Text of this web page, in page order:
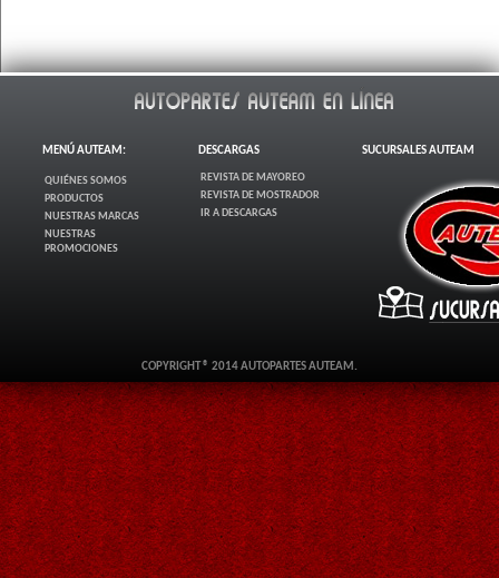
MENÚ AUTEAM:
QUIÉNES SOMOS
PRODUCTOS
NUESTRAS MARCAS
NUESTRAS
PROMOCIONES
DESCARGAS
REVISTA DE MAYOREO
REVISTA DE MOSTRADOR
IR A DESCARGAS
SUCURSALES AUTEAM
COPYRIGHT ® 2014 AUTOPARTES AUTEAM.